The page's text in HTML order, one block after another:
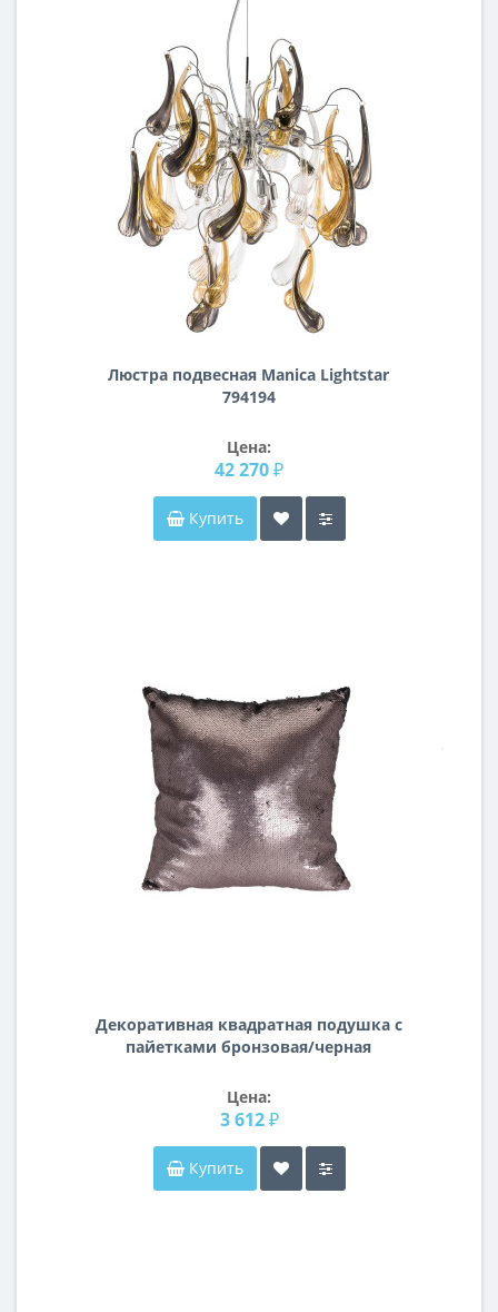
Люстра подвесная Manica Lightstar
794194
Цена:
42 270 ₽
Купить
Декоративная квадратная подушка с
пайетками бронзовая/черная
Цена:
3 612 ₽
Купить